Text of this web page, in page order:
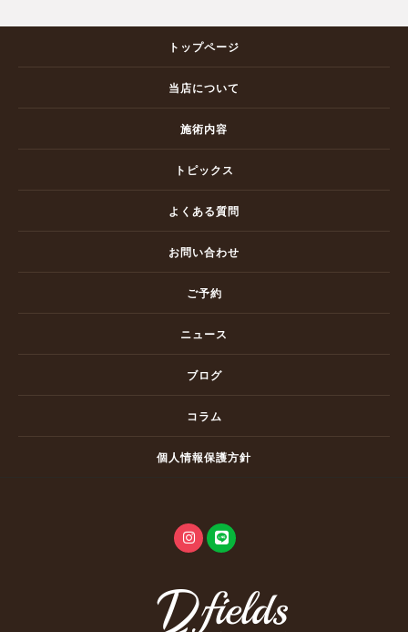
トップページ
当店について
施術内容
トピックス
よくある質問
お問い合わせ
ご予約
ニュース
ブログ
コラム
個人情報保護方針